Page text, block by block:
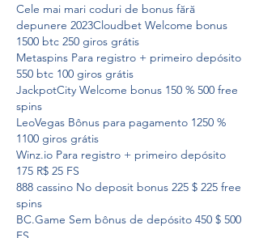
Cele mai mari coduri de bonus fără
depunere 2023Cloudbet Welcome bonus
1500 btc 250 giros grátis
Metaspins Para registro + primeiro depósito
550 btc 100 giros grátis
JackpotCity Welcome bonus 150 % 500 free
spins
LeoVegas Bônus para pagamento 1250 %
1100 giros grátis
Winz.io Para registro + primeiro depósito
175 R$ 25 FS
888 cassino No deposit bonus 225 $ 225 free
spins
BC.Game Sem bônus de depósito 450 $ 500